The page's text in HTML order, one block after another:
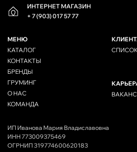
ИНТЕРНЕТ МАГАЗИН
+ 7 (903) 017 57 77
МЕНЮ
КАТАЛОГ
КОНТАКТЫ
БРЕНДЫ
ГРУМИНГ
О НАС
КОМАНДА
ИП Иванова Мария Владиславовна
ИНН 773009375469
ОГРНИП 319774600620183